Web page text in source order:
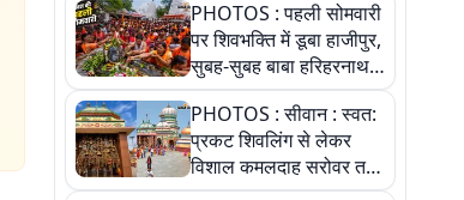
खासियत
PHOTOS : पहली सोमवारी
पर शिवभक्ति में डूबा हाजीपुर,
सुबह-सुबह बाबा हरिहरनाथ
मंदिर पहुंचे तेजस्वी, 10
तस्वीरों में देखें नजारा
PHOTOS : सीवान : स्वत:
प्रकट शिवलिंग से लेकर
विशाल कमलदाह सरोवर तक,
10 तस्वीरों में देखें ऐतिहासिक